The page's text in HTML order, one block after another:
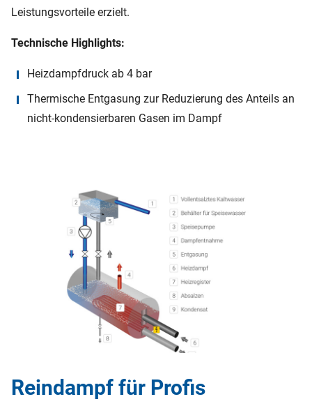
Leistungsvorteile erzielt.
Technische Highlights:
Heizdampfdruck ab 4 bar
Thermische Entgasung zur Reduzierung des Anteils an
nicht-kondensierbaren Gasen im Dampf
Reindampf für Profis